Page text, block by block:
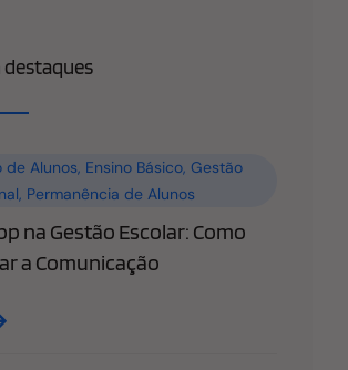
destaques
de Alunos, Ensino Básico,Gestão
, Permanência de Alunos
na Gestão Escolar: Como
a Comunicação